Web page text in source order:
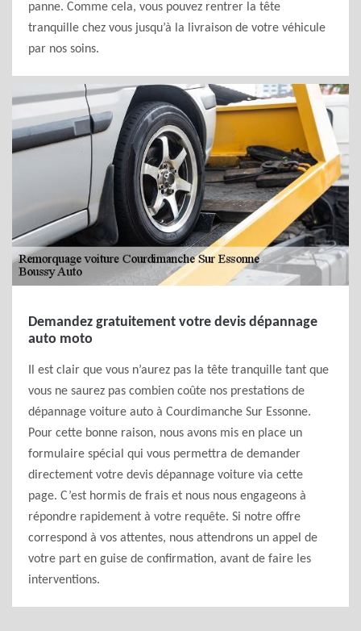
panne. Comme cela, vous pouvez rentrer la tête
tranquille chez vous jusqu’à la livraison de votre véhicule
par nos soins.
Demandez gratuitement votre devis dépannage
auto moto
Il est clair que vous n’aurez pas la tête tranquille tant que
vous ne saurez pas combien coûte nos prestations de
dépannage voiture auto à Courdimanche Sur Essonne.
Pour cette bonne raison, nous avons mis en place un
formulaire spécial qui vous permettra de demander
directement votre devis dépannage voiture via cette
page. C’est hormis de frais et nous nous engageons à
répondre rapidement à votre requête. Si notre offre
correspond à vos attentes, nous attendrons un appel de
votre part en guise de confirmation, avant de faire les
interventions.